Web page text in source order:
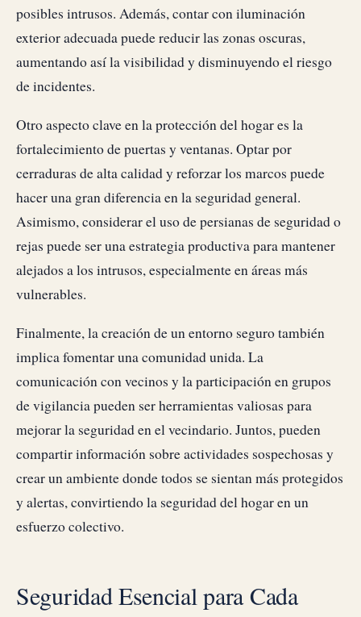
posibles intrusos. Además, contar con iluminación
exterior adecuada puede reducir las zonas oscuras,
aumentando así la visibilidad y disminuyendo el riesgo
de incidentes.
Otro aspecto clave en la protección del hogar es la
fortalecimiento de puertas y ventanas. Optar por
cerraduras de alta calidad y reforzar los marcos puede
hacer una gran diferencia en la seguridad general.
Asimismo, considerar el uso de persianas de seguridad o
rejas puede ser una estrategia productiva para mantener
alejados a los intrusos, especialmente en áreas más
vulnerables.
Finalmente, la creación de un entorno seguro también
implica fomentar una comunidad unida. La
comunicación con vecinos y la participación en grupos
de vigilancia pueden ser herramientas valiosas para
mejorar la seguridad en el vecindario. Juntos, pueden
compartir información sobre actividades sospechosas y
crear un ambiente donde todos se sientan más protegidos
y alertas, convirtiendo la seguridad del hogar en un
esfuerzo colectivo.
Seguridad Esencial para Cada